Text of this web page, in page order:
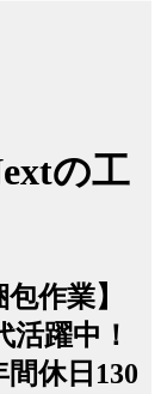
の工
作業】
躍中！
休日130